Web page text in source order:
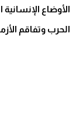
الأوضاع
الحرب وتفاقم